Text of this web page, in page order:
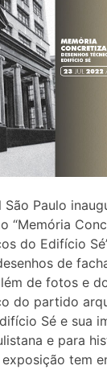
São Paulo
“Memória
do Edifício
de
de fotos e
do partido
Sé e sua
e para
exposição tem